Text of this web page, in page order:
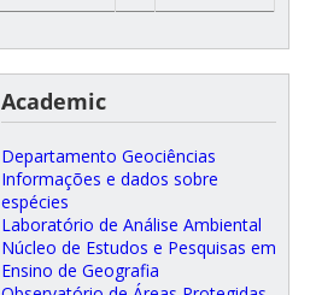
Academic
Departamento Geociências
Informações e dados sobre
espécies
Laboratório de Análise Ambiental
Núcleo de Estudos e Pesquisas em
Ensino de Geografia